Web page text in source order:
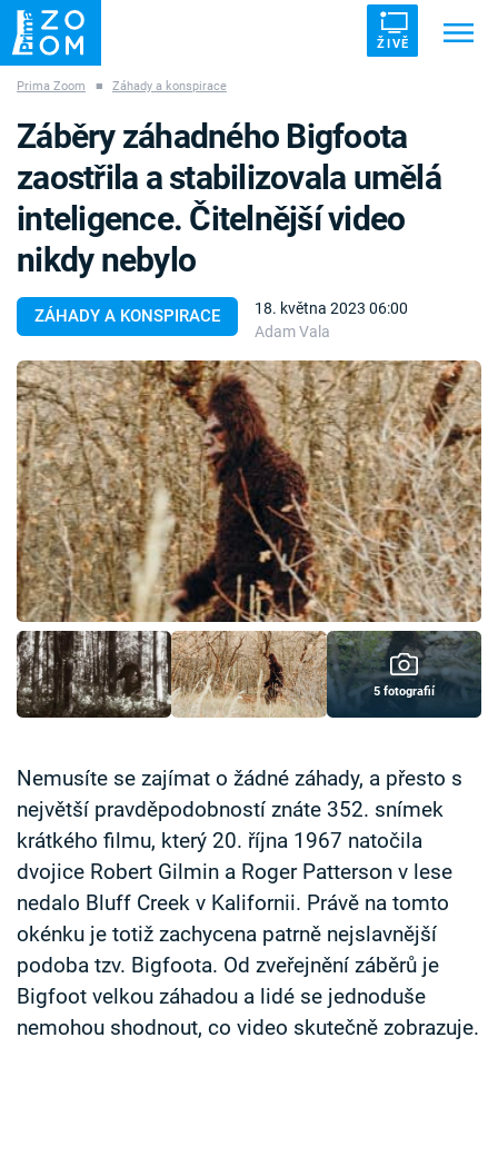
ŽIVĚ
ZÁHADY VETŘELCI DÁVNOVĚKU
Témata
Témata
Pořady
TV Program
Časopis
Sledujte prima+
Přihlášení
Prima Zoom ■ Záhady a konspirace
ZÁHADY A KONSPIRACE
18. května 2023 06:00
Adam Vala
Záběry záhadného Bigfoota
zaostřila a stabilizovala umělá
inteligence. Čitelnější video
nikdy nebylo
5 fotografií
Nemusíte se zajímat o žádné záhady, a přesto s
největší pravděpodobností znáte 352. snímek
krátkého filmu, který 20. října 1967 natočila
dvojice Robert Gilmin a Roger Patterson v lese
nedalo Bluff Creek v Kalifornii. Právě na tomto
okénku je totiž zachycena patrně nejslavnější
podoba tzv. Bigfoota. Od zveřejnění záběrů je
Bigfoot velkou záhadou a lidé se jednoduše
nemohou shodnout, co video skutečně zobrazuje.